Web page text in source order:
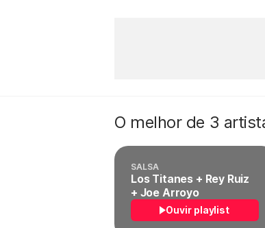
O melhor de 3
SALSA
Los Titanes + Rey Ruiz
+ Joe Arroyo
Ouvir playlist